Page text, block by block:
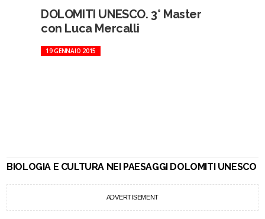
DOLOMITI UNESCO. 3° Master
con Luca Mercalli
19 GENNAIO 2015
BIOLOGIA E CULTURA NEI PAESAGGI DOLOMITI UNESCO
ADVERTISEMENT